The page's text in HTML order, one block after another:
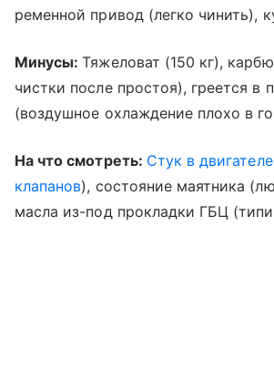
ременной привод (легко чинить),
Минусы:Тяжеловат (150 кг),
чистки после простоя), греется в
(воздушное охлаждение плохо в
На что смотреть: Стук в двигателе
клапанов), состояние маятника
масла из-под прокладки ГБЦ